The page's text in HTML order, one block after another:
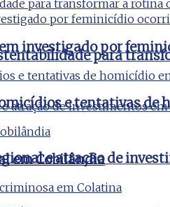
para
e atração de
investigado por
e tentativas de
em Cobilândia